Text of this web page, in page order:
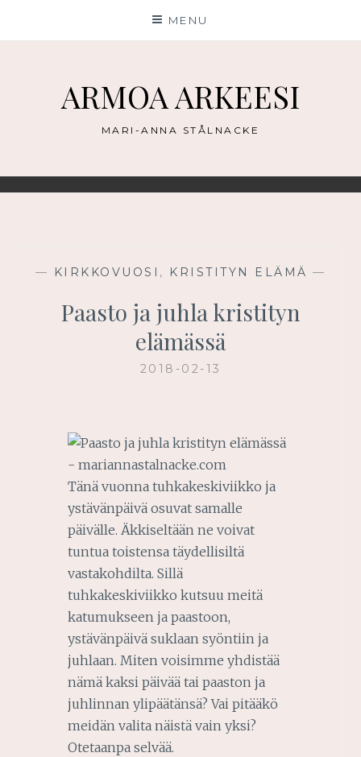
MENU
ARMOA ARKEESI
MARI-ANNA STÅLNACKE
— KIRKKOVUOSI , KRISTITYN ELÄMÄ —
Paasto ja juhla kristityn
elämässä
2018-02-13
Tänä vuonna tuhkakeskiviikko ja
ystävänpäivä osuvat samalle
päivälle. Äkkiseltään ne voivat
tuntua toistensa täydellisiltä
vastakohdilta. Sillä
tuhkakeskiviikko kutsuu meitä
katumukseen ja paastoon,
ystävänpäivä suklaan syöntiin ja
juhlaan. Miten voisimme yhdistää
nämä kaksi päivää tai paaston ja
juhlinnan ylipäätänsä? Vai pitääkö
meidän valita näistä vain yksi?
Otetaanpa selvää.